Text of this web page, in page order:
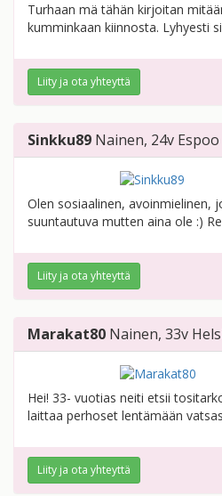
Turhaan mä tähän kirjoitan
kumminkaan kiinnosta. Lyhyesti
Liity ja ota yhteyttä
Sinkku89 Nainen, 24v Espoo
Olen sosiaalinen, avoinmielinen,
suuntautuva mutten aina ole :)
Liity ja ota yhteyttä
Marakat80 Nainen, 33v
Hei! 33- vuotias neiti etsii
laittaa perhoset lentämään
Liity ja ota yhteyttä